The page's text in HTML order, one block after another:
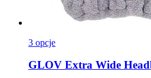
3 opcje
GLOV Extra Wide